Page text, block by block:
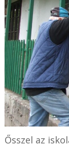
Ősszel az